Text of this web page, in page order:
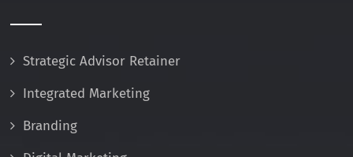
Strategic Advisor Retainer
Integrated Marketing
Branding